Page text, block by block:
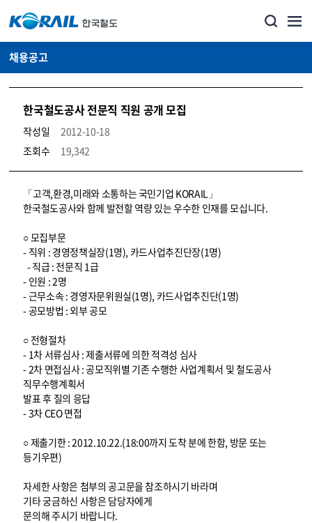
채용공고
한국철도공사 전문직 직원 공개 모집
작성일
2012-10-18
조회수
19,342
코레일소개_경영공시_채용공고 상세보기 – 내용, 파일, 담당자 연락처로 구성
「고객,환경,미래와 소통하는 국민기업 KORAIL」
한국철도공사와 함께 발전할 역량 있는 우수한 인재를 모십니다.
○ 모집부문
- 직위 : 경영정책실장(1명), 카드사업추진단장(1명)
- 직급 : 전문직 1급
- 인원 : 2명
- 근무소속 : 경영자문위원실(1명), 카드사업추진단(1명)
- 공모방법 : 외부 공모
○ 전형절차
- 1차 서류심사 : 제출서류에 의한 적격성 심사
- 2차 면접심사 : 공모직위별 기존 수행한 사업계획서 및 철도공사
직무수행계획서
발표 후 질의 응답
- 3차 CEO 면접
○ 제출기한 : 2012.10.22.(18:00까지 도착 분에 한함, 방문 또는
등기우편)
자세한 사항은 첨부의 공고문을 참조하시기 바라며
기타 궁금하신 사항은 담당자에게
문의해 주시기 바랍니다.